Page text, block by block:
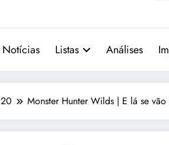
Notícias Listas Análises
20 Monster Hunter Wilds | E lá se